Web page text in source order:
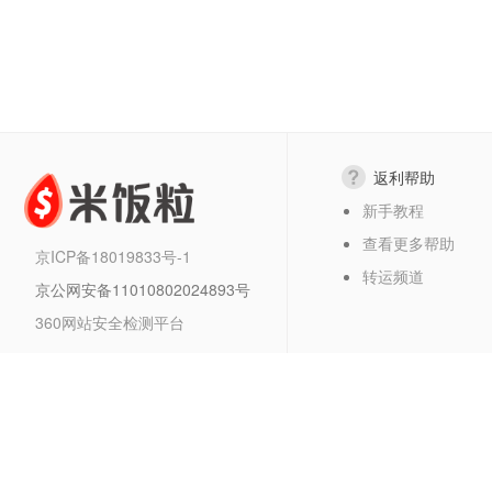
京ICP备18019833号-1
京公网安备11010802024893号
360网站安全检测平台
返利帮助
新手教程
查看更多帮助
转运频道